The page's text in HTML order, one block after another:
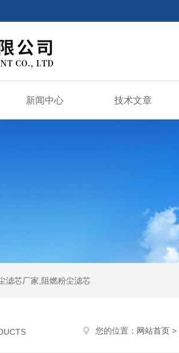
新闻中心 技术文章
滤芯厂家,阻燃粉尘滤芯
您的位置： 网站首页 >